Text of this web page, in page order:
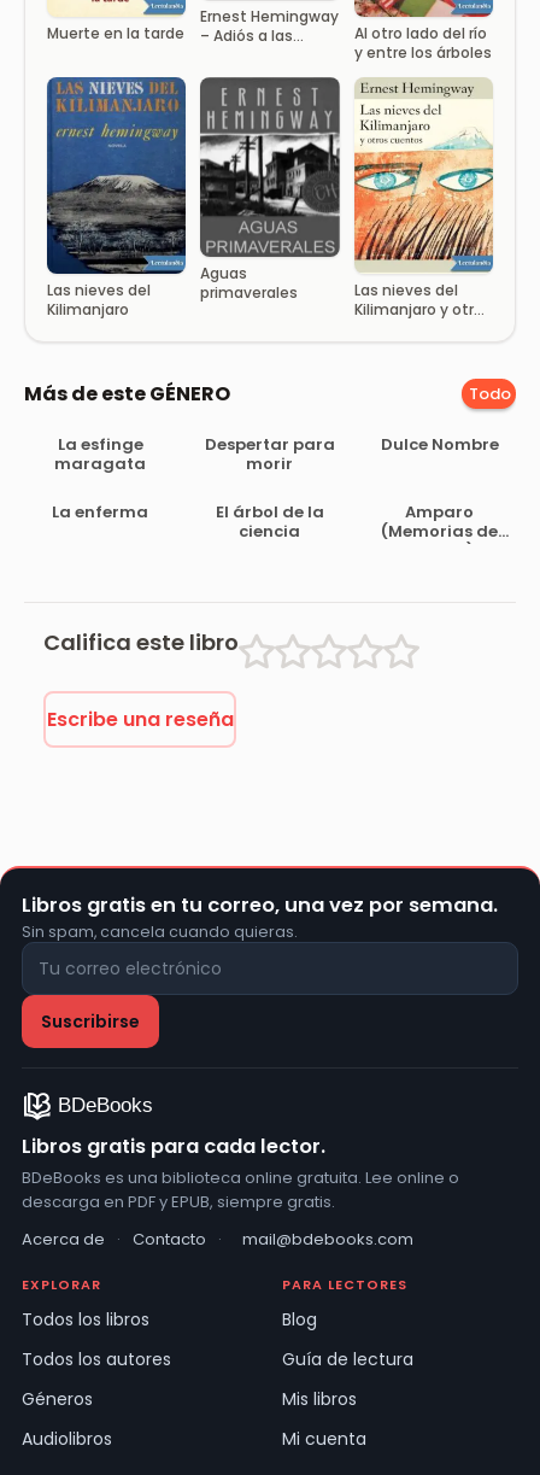
Muerte en la tarde
Ernest Hemingway
– Adiós a las
Al otro lado del río
y entre los árboles
Las nieves del
Kilimanjaro
Aguas
primaverales
Las nieves del
Kilimanjaro y otros
Más de este GÉNERO Todo
La esfinge
maragata
Despertar para
morir
Dulce Nombre
La enferma
El árbol de la
ciencia
Amparo
(Memorias de
un loco)
Califica este libro
Escribe una reseña
Libros gratis en tu correo, una vez por semana.
Sin spam, cancela cuando quieras.
Libros gratis para cada lector.
BDeBooks es una biblioteca online gratuita. Lee online o
descarga en PDF y EPUB, siempre gratis.
Acerca de
· Contacto · mail@bdebooks.com
EXPLORAR
Todos los libros
Todos los autores
Géneros
Audiolibros
PARA LECTORES
Blog
Guía de lectura
Mis libros
Mi cuenta